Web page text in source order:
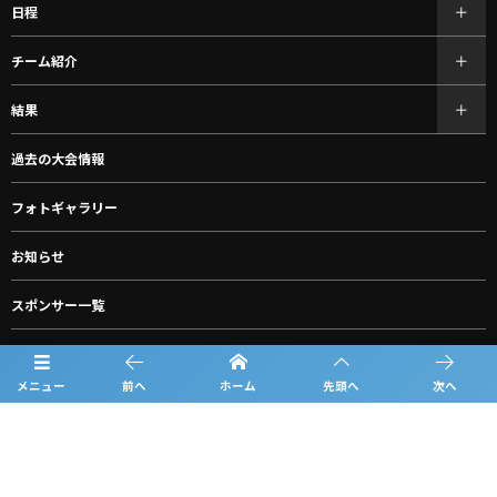
メニュー 前へ ホーム 先頭へ 次へ
日程
チーム紹介
結果
過去の大会情報
フォトギャラリー
お知らせ
スポンサー一覧
グッズ購入
ルーキーリーグ一覧